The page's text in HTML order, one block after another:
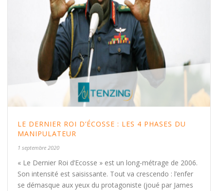
LE DERNIER ROI D’ÉCOSSE : LES 4 PHASES DU
MANIPULATEUR
1 septembre 2020
« Le Dernier Roi d’Ecosse » est un long-métrage de 2006.
Son intensité est saisissante. Tout va crescendo : l’enfer
se démasque aux yeux du protagoniste (joué par James